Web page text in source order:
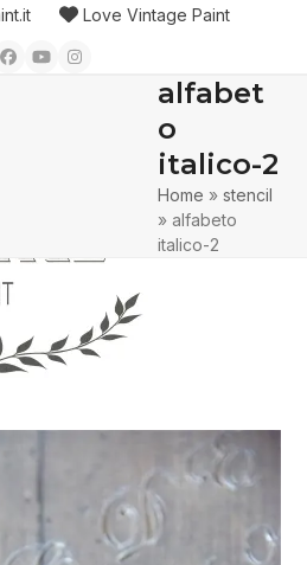
Love Vintage Paint
Facebook
YouTubeInstagram
alfabet
o
italico-2
Home »stencil
»alfabeto
italico-2